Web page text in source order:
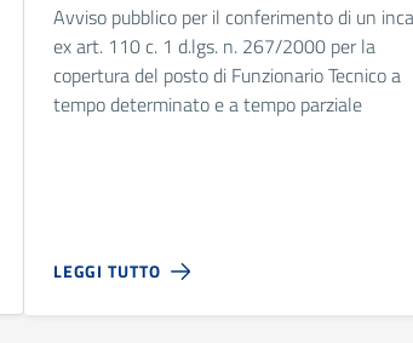
Avviso pubblico per il conferimento di un
ex art. 110 c. 1 d.lgs. n. 267/2000 per la
copertura del posto di Funzionario Tecnico a
tempo determinato e a tempo parziale
LEGGI TUTTO